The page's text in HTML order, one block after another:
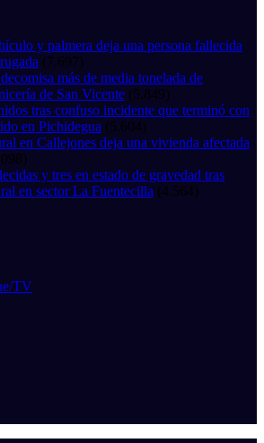
y palmera deja una persona fallecida
(7.697)
más de media tonelada de
de San Vicente (5.849)
tras confuso incidente que terminó con
en Pichidegua (5.604)
en Callejones deja una vivienda afectada
y tres en estado de gravedad tras
en sector La Fuentecilla (4.564)
TV